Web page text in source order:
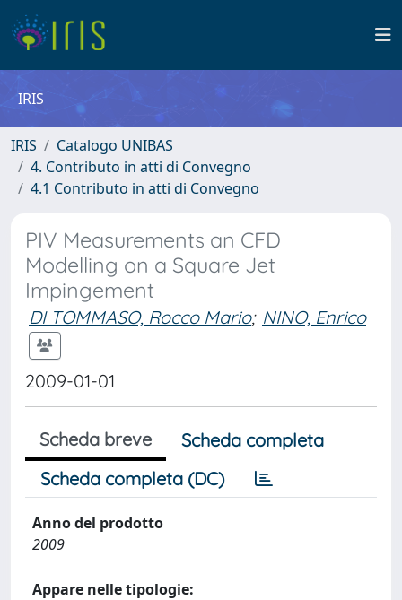
IRIS
IRIS
Catalogo UNIBAS
4. Contributo in atti di Convegno
4.1 Contributo in atti di Convegno
PIV Measurements an CFD
Modelling on a Square Jet
Impingement
DI TOMMASO, Rocco Mario; NINO, Enrico
2009-01-01
Scheda breve
Scheda completa
Scheda completa (DC)
Anno del prodotto
2009
Appare nelle tipologie: